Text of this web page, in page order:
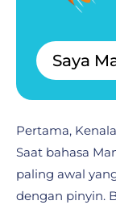
Saya
Pertama,
Saat bahasa
paling awal
dengan pinyin.